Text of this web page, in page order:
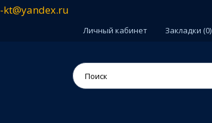
kt@yandex.ru
Личный кабинет Закладки (0)